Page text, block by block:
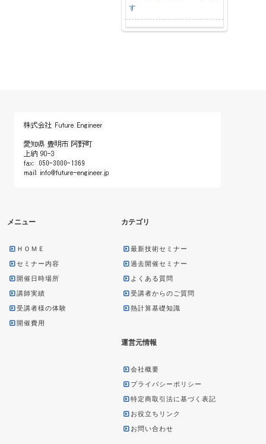
す
メニュー
ＨＯＭＥ
セミナー内容
開催日時場所
講師実績
受講者様の体験
開催費用
カテゴリ
最新技術セミナー
過去開催セミナー
よくある質問
受講者からのご質問
熱計算基礎知識
運営元情報
会社概要
プライバシーポリシー
特定商取引法に基づく表記
お役立ちリンク
お問い合わせ